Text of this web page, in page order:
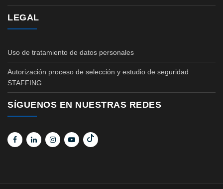
LEGAL
Uso de tratamiento de datos personales
Autorización proceso de selección y estudio de seguridad
STAFFING
SÍGUENOS EN NUESTRAS REDES